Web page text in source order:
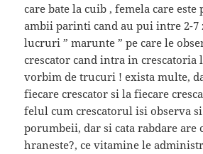
care bate la cuib , femela care este
ambii parinti cand au pui intre 2-7
lucruri ” marunte ” pe care le
crescator cand intra in crescatoria
vorbim de trucuri ! exista multe,
fiecare crescator si la fiecare
felul cum crescatorul isi observa
porumbeii, dar si cata rabdare are
hraneste?, ce vitamine le